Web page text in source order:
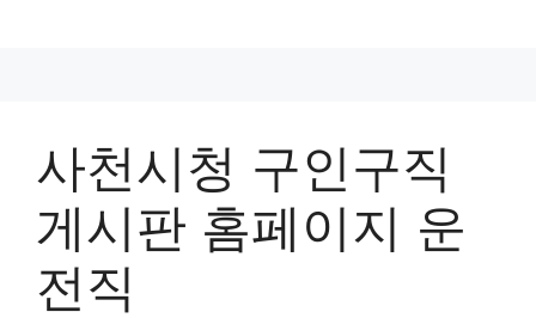
사천시청 구인구직
게시판 홈페이지 운
전직